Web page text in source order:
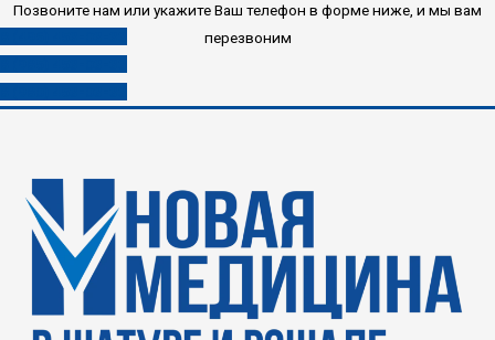
Позвоните нам или укажите Ваш телефон в форме ниже, и мы вам
перезвоним